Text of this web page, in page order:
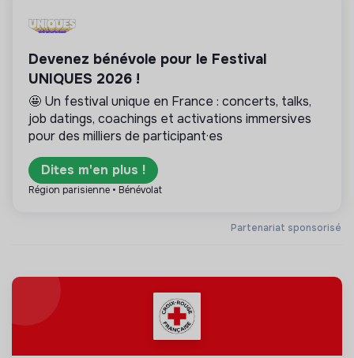
Partenariat sponsorisé
Devenez bénévole pour le Festival
UNIQUES 2026 !
🤩 Un festival unique en France : concerts, talks,
job datings, coachings et activations immersives
pour des milliers de participant·es
Dites m'en plus !
Région parisienne • Bénévolat